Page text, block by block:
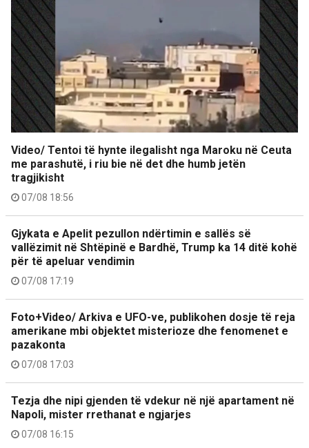
Video/ Tentoi të hynte ilegalisht nga Maroku në Ceuta
me parashutë, i riu bie në det dhe humb jetën
tragjikisht
07/08 18:56
Gjykata e Apelit pezullon ndërtimin e sallës së
vallëzimit në Shtëpinë e Bardhë, Trump ka 14 ditë kohë
për të apeluar vendimin
07/08 17:19
Foto+Video/ Arkiva e UFO-ve, publikohen dosje të reja
amerikane mbi objektet misterioze dhe fenomenet e
pazakonta
07/08 17:03
Tezja dhe nipi gjenden të vdekur në një apartament në
Napoli, mister rrethanat e ngjarjes
07/08 16:15